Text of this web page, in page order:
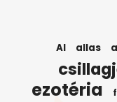
AI allas
ezotéria